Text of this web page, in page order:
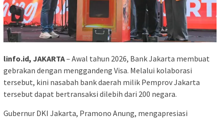
linfo.id, JAKARTA– Awal tahun 2026, Bank Jakarta membuat
gebrakan dengan menggandeng Visa. Melalui kolaborasi
tersebut, kini nasabah bank daerah milik Pemprov Jakarta
tersebut dapat bertransaksi dilebih dari 200 negara.
Gubernur DKI Jakarta, Pramono Anung, mengapresiasi